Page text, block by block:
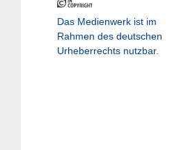
Das Medienwerk ist im
Rahmen des deutschen
Urheberrechts nutzbar.